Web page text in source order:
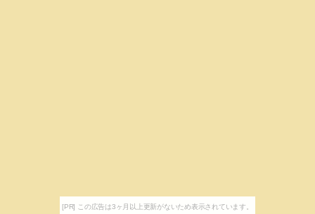
[PR] この広告は3ヶ月以上更新がないため表示されています。